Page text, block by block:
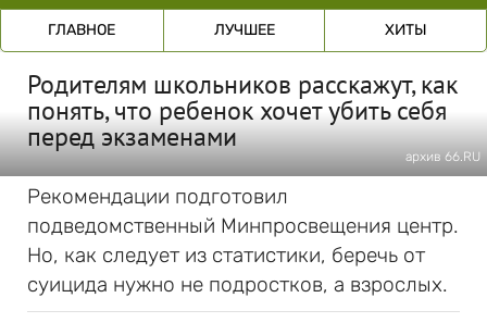
ГЛАВНОЕ ЛУЧШЕЕ ХИТЫ
Родителям школьников расскажут, как
понять, что ребенок хочет убить себя
перед экзаменами
архив 66.RU
Рекомендации подготовил
подведомственный Минпросвещения центр.
Но, как следует из статистики, беречь от
суицида нужно не подростков, а взрослых.